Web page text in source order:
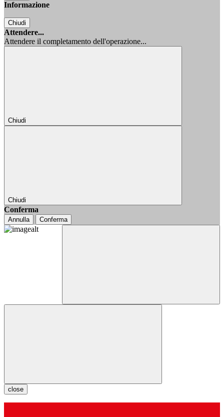
Informazione
Chiudi
Attendere...
Attendere il completamento dell'operazione...
Chiudi
Chiudi
Conferma
Annulla Conferma
close